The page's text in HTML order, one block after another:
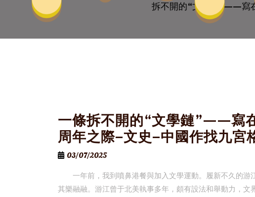
拆不開的“文學鏈”——寫
一條拆不開的“文學鏈”——寫
周年之際–文史–中國作找九宮
03/07/2025
一年前，我到噴鼻港餐與加入文學運動。履新不久的游
其樂融融。游江曾于北美執事多年，頗有設法和舉動力，